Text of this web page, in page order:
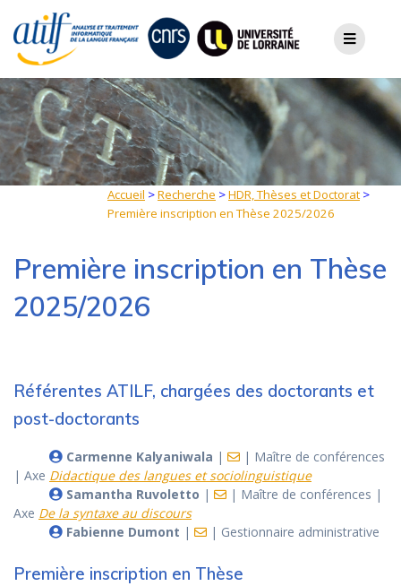
content
Accueil >Recherche >HDR, Thèses et Doctorat >
Première inscription en Thèse 2025/2026
Première inscription en Thèse
2025/2026
Référentes ATILF, chargées des doctorants et
post-doctorants
Carmenne Kalyaniwala |
| Maître de conférences
| Axe Didactique des langues et sociolinguistique
Samantha Ruvoletto |
| Maître de conférences |
Axe De la syntaxe au discours
Fabienne Dumont | | Gestionnaire administrative
Première inscription en Thèse